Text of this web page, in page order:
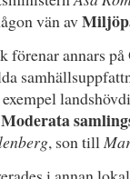
vän av
förenar annars
Moderata
, son till